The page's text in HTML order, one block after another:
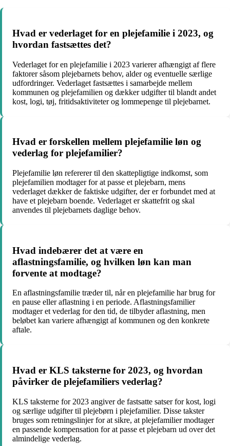
Hvad er vederlaget for en plejefamilie i 2023, og
hvordan fastsættes det?
Vederlaget for en plejefamilie i 2023 varierer afhængigt af flere
faktorer såsom plejebarnets behov, alder og eventuelle særlige
udfordringer. Vederlaget fastsættes i samarbejde mellem
kommunen og plejefamilien og dækker udgifter til blandt andet
kost, logi, tøj, fritidsaktiviteter og lommepenge til plejebarnet.
Hvad er forskellen mellem plejefamilie løn og
vederlag for plejefamilier?
Plejefamilie løn refererer til den skattepligtige indkomst, som
plejefamilien modtager for at passe et plejebarn, mens
vederlaget dækker de faktiske udgifter, der er forbundet med at
have et plejebarn boende. Vederlaget er skattefrit og skal
anvendes til plejebarnets daglige behov.
Hvad indebærer det at være en
aflastningsfamilie, og hvilken løn kan man
forvente at modtage?
En aflastningsfamilie træder til, når en plejefamilie har brug for
en pause eller aflastning i en periode. Aflastningsfamilier
modtager et vederlag for den tid, de tilbyder aflastning, men
beløbet kan variere afhængigt af kommunen og den konkrete
aftale.
Hvad er KLS taksterne for 2023, og hvordan
påvirker de plejefamiliers vederlag?
KLS taksterne for 2023 angiver de fastsatte satser for kost, logi
og særlige udgifter til plejebørn i plejefamilier. Disse takster
bruges som retningslinjer for at sikre, at plejefamilier modtager
en passende kompensation for at passe et plejebarn ud over det
almindelige vederlag.